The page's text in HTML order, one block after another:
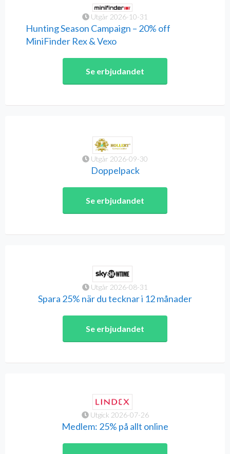
Utgår 2026-10-31
Hunting Season Campaign – 20% off
MiniFinder Rex & Vexo
Se erbjudandet
Utgår 2026-09-30
Doppelpack
Se erbjudandet
Utgår 2026-08-31
Spara 25% när du tecknar i 12 månader
Se erbjudandet
Utgick 2026-07-26
Medlem: 25% på allt online